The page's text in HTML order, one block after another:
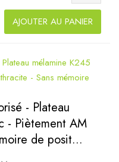
AJOUTER AU PANIER
- Plateau
- Piètement AM
de posit...